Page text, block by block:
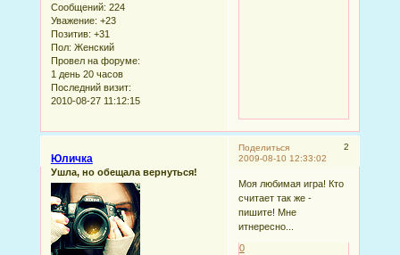
Сообщений: 224
Уважение: +23
Позитив: +31
Пол: Женский
Провел на форуме:
1 день 20 часов
Последний визит:
2010-08-27 11:12:15
Поделиться
2
2009-08-10 12:33:02
Юличка
Ушла, но обещала вернуться!
Моя любимая игра! Кто
считает так же -
пишите! Мне
итнересно...
0